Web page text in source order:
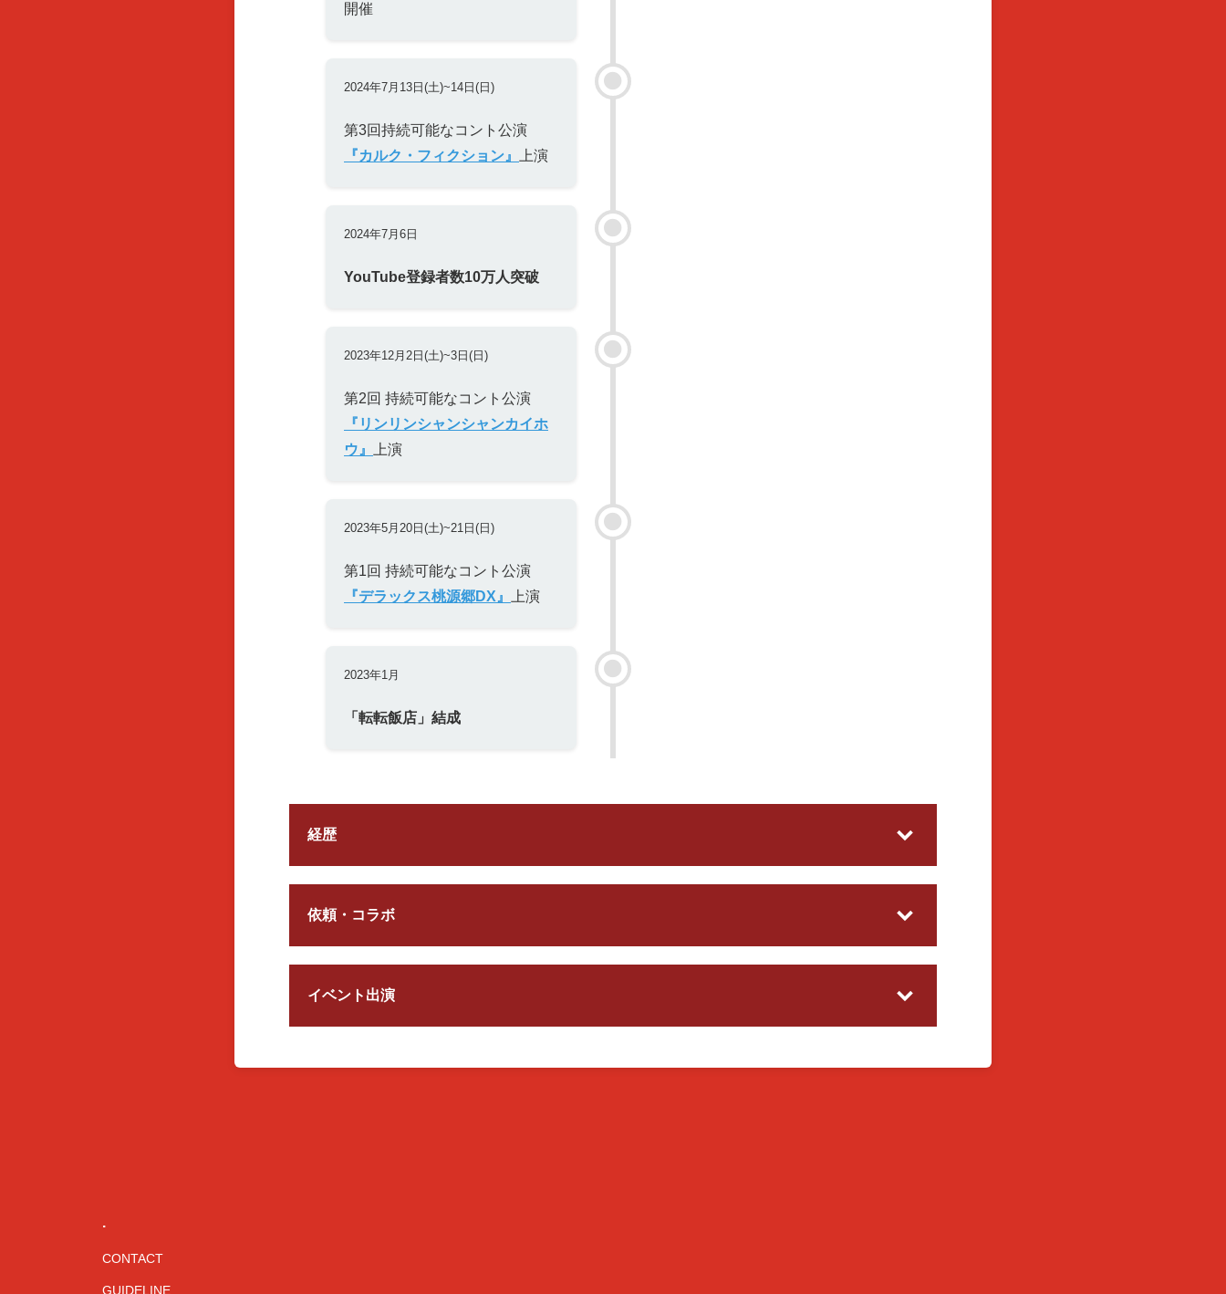
開催
2024年7月13日(土)~14日(日)
第3回持続可能なコント公演
『カルク・フィクション』
上演
2024年7月6日
YouTube登録者数10万人突破
2023年12月2日(土)~3日(日)
第2回 持続可能なコント公演
『リンリンシャンシャンカイホ
ウ』
上演
2023年5月20日(土)~21日(日)
第1回 持続可能なコント公演
『デラックス桃源郷DX』
上演
2023年1月
「転転飯店」結成
経歴
依頼・コラボ
イベント出演
.
CONTACT
GUIDELINE